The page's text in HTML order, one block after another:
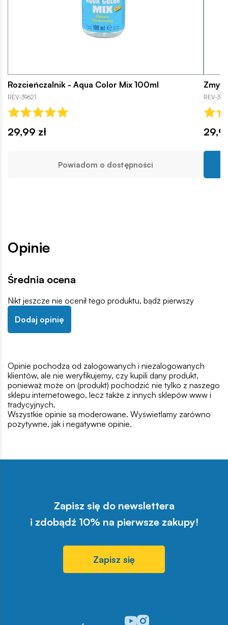
Rozcieńczalnik - Aqua Color Mix 100ml
REV-39621
29,99 zł
Powiadom o dostępności
REV-
Opinie
Średnia ocena
Nikt jeszcze nie ocenił tego produktu, bądź pierwszy
Dodaj opinię
Opinie pochodzą od zalogowanych i niezalogowanych
klientów, ale nie weryfikujemy, czy kupili dany produkt,
ponieważ może on (produkt) pochodzić nie tylko z naszego
sklepu internetowego, lecz także z innych sklepów www i
tradycyjnych.
Wszystkie opinie są moderowane. Wyświetlamy zarówno
pozytywne, jak i negatywne opinie.
Zapisz się do newslettera
i zdobądź 10% na pierwsze zakupy!
Zapisz się
Odwiedź nasz profil w
Odwiedź nasz profil w